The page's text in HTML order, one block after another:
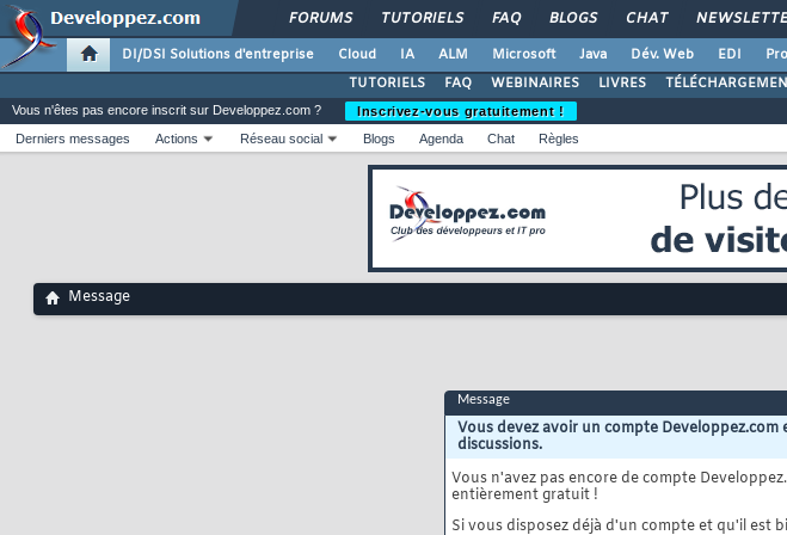
FORUMS TUTORIELS FAQ BLOGS CHAT
DI/DSI Solutions d'entreprise Cloud IA ALM Microsoft Java Dév. Web EDI
TUTORIELS
FAQ WEBINAIRES LIVRES
Vous n'êtes pas encore inscrit sur Developpez.com ?
Inscrivez-vous gratuitement !
Derniers messages
Actions Réseau social Blogs Agenda Chat Règles
Message
Message
Vous devez avoir un compte
discussions.
Vous n'avez pas encore de compte
entièrement gratuit !
Si vous disposez déjà d'un compte et qu'il est